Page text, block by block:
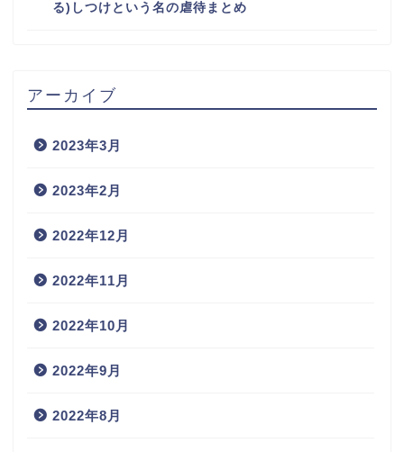
る)しつけという名の虐待まとめ
アーカイブ
2023年3月
2023年2月
2022年12月
2022年11月
2022年10月
2022年9月
2022年8月